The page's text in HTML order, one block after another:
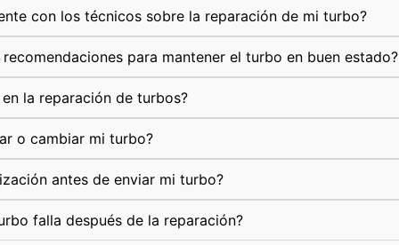
con los técnicos sobre la reparación de mi turbo?
para mantener el turbo en buen estado?
la reparación de turbos?
o cambiar mi turbo?
antes de enviar mi turbo?
falla después de la reparación?